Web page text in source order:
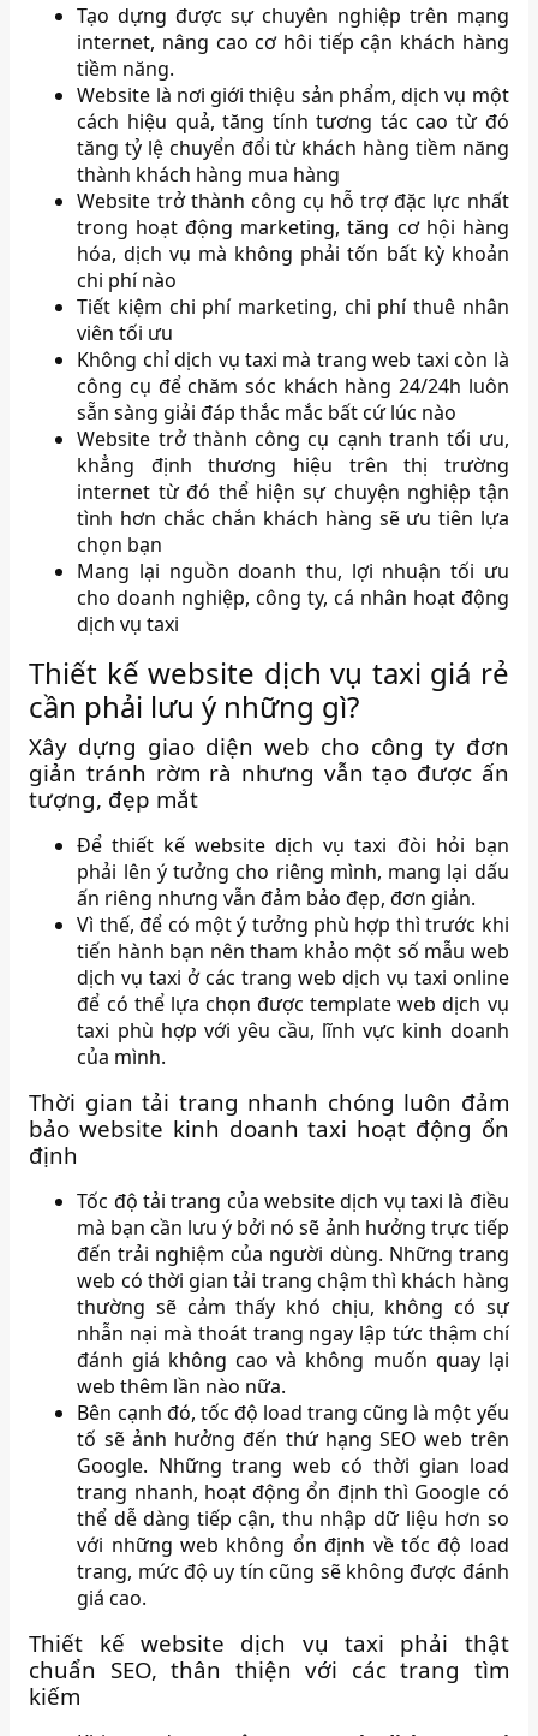
Tạo dựng được sự chuyên nghiệp trên mạng
internet, nâng cao cơ hôi tiếp cận khách hàng
tiềm năng.
Website là nơi giới thiệu sản phẩm, dịch vụ một
cách hiệu quả, tăng tính tương tác cao từ đó
tăng tỷ lệ chuyển đổi từ khách hàng tiềm năng
thành khách hàng mua hàng
Website trở thành công cụ hỗ trợ đặc lực nhất
trong hoạt động marketing, tăng cơ hội hàng
hóa, dịch vụ mà không phải tốn bất kỳ khoản
chi phí nào
Tiết kiệm chi phí marketing, chi phí thuê nhân
viên tối ưu
Không chỉ dịch vụ taxi mà trang web taxi còn là
công cụ để chăm sóc khách hàng 24/24h luôn
sẵn sàng giải đáp thắc mắc bất cứ lúc nào
Website trở thành công cụ cạnh tranh tối ưu,
khẳng định thương hiệu trên thị trường
internet từ đó thể hiện sự chuyện nghiệp tận
tình hơn chắc chắn khách hàng sẽ ưu tiên lựa
chọn bạn
Mang lại nguồn doanh thu, lợi nhuận tối ưu
cho doanh nghiệp, công ty, cá nhân hoạt động
dịch vụ taxi
Thiết kế website dịch vụ taxi giá rẻ
cần phải lưu ý những gì?
Xây dựng giao diện web cho công ty đơn
giản tránh rờm rà nhưng vẫn tạo được ấn
tượng, đẹp mắt
Để thiết kế website dịch vụ taxi đòi hỏi bạn
phải lên ý tưởng cho riêng mình, mang lại dấu
ấn riêng nhưng vẫn đảm bảo đẹp, đơn giản.
Vì thế, để có một ý tưởng phù hợp thì trước khi
tiến hành bạn nên tham khảo một số mẫu web
dịch vụ taxi ở các trang web dịch vụ taxi online
để có thể lựa chọn được template web dịch vụ
taxi phù hợp với yêu cầu, lĩnh vực kinh doanh
của mình.
Thời gian tải trang nhanh chóng luôn đảm
bảo website kinh doanh taxi hoạt động ổn
định
Tốc độ tải trang của website dịch vụ taxi là điều
mà bạn cần lưu ý bởi nó sẽ ảnh hưởng trực tiếp
đến trải nghiệm của người dùng. Những trang
web có thời gian tải trang chậm thì khách hàng
thường sẽ cảm thấy khó chịu, không có sự
nhẫn nại mà thoát trang ngay lập tức thậm chí
đánh giá không cao và không muốn quay lại
web thêm lần nào nữa.
Bên cạnh đó, tốc độ load trang cũng là một yếu
tố sẽ ảnh hưởng đến thứ hạng SEO web trên
Google. Những trang web có thời gian load
trang nhanh, hoạt động ổn định thì Google có
thể dễ dàng tiếp cận, thu nhập dữ liệu hơn so
với những web không ổn định về tốc độ load
trang, mức độ uy tín cũng sẽ không được đánh
giá cao.
Thiết kế website dịch vụ taxi phải thật
chuẩn SEO, thân thiện với các trang tìm
kiếm